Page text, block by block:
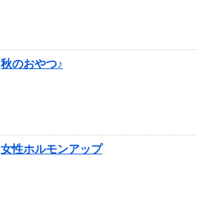
秋のおやつ♪
女性ホルモンアップ